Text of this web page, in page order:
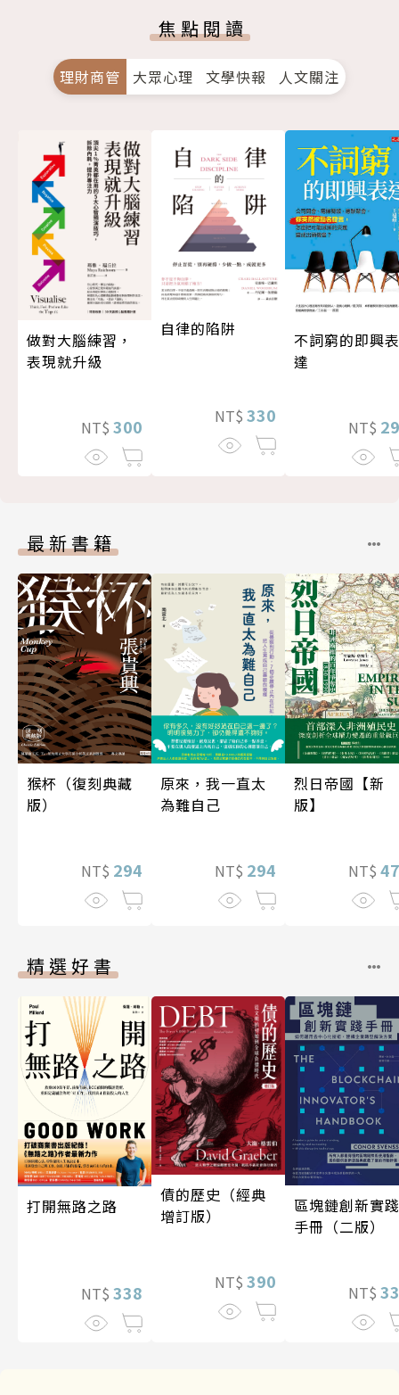
焦點閱讀
理財商管 大眾心理 文學快報 人文關注
做對大腦練習，
表現就升級
NT$ 300
自律的陷阱
NT$ 330
不詞窮的即興表
達
NT$
最新書籍
猴杯（復刻典藏
版）
NT$ 294
原來，我一直太
為難自己
NT$ 294
烈日帝國【新
版】
NT$
精選好書
打開無路之路
NT$ 338
債的歷史（經典
增訂版）
NT$ 390
區塊鏈創新實踐
手冊（二版）
NT$